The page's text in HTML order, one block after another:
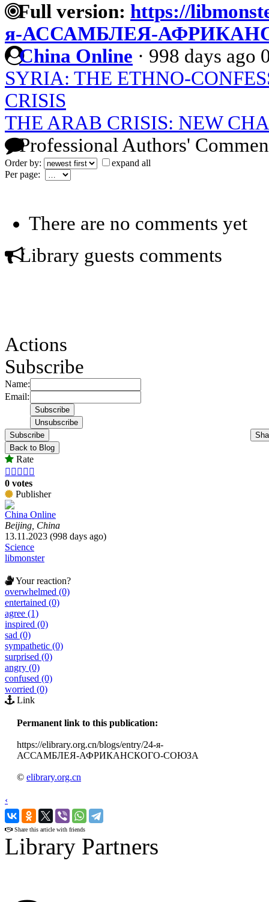
Full version: https://
я-АССАМБЛЕЯ-
China Online · 998 days ago
SYRIA: THE ETHNO-
CRISIS
THE ARAB CRISIS: NEW
Professional Authors'
Order by:
expand all
Per page:
There are no comments yet
Library guests comments
Actions
Subscribe
Name:
Email:
Subscribe
Back to Blog
Rate
    
0 votes
Publisher
China Online
Beijing, China
13.11.2023 (998 days ago)
Science
libmonster
Your reaction?
overwhelmed (0)
entertained (0)
agree (1)
inspired (0)
sad (0)
sympathetic (0)
surprised (0)
angry (0)
confused (0)
worried (0)
Link
Permanent link to this publication:
https://elibrary.org.cn/blogs/entry/24-я-
АССАМБЛЕЯ-АФРИКАНСКОГО-СОЮЗА
© elibrary.org.cn
‹
›
Share this article with friends
Library Partners